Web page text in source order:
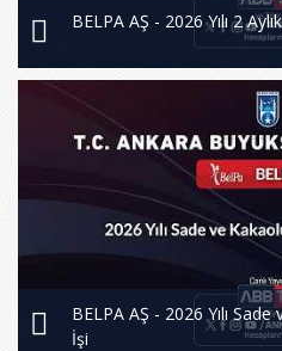
BELPA AŞ - 2026 Yılı 2
BELPA AŞ - 2026 Yılı
İşi